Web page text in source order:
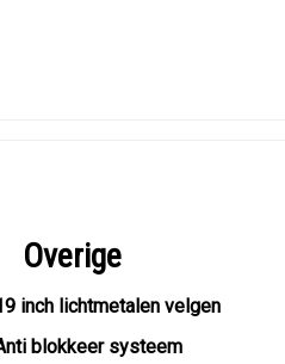
Overige
inch lichtmetalen velgen
blokkeer systeem